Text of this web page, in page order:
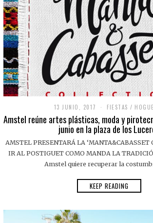
13 JUNIO, 2017 FIESTAS /
Amstel reúne artes plásticas, moda y
junio en la plaza de los
AMSTEL PRESENTARÁ LA ‘MANTA&CABASSET
IR AL POSTIGUET COMO MANDA LA
Amstel quiere recuperar la
KEEP READING